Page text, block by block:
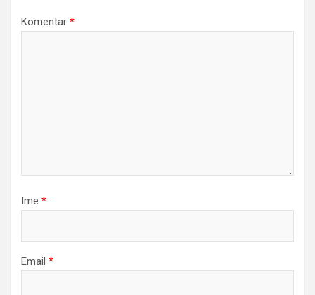
Komentar *
Ime *
Email *